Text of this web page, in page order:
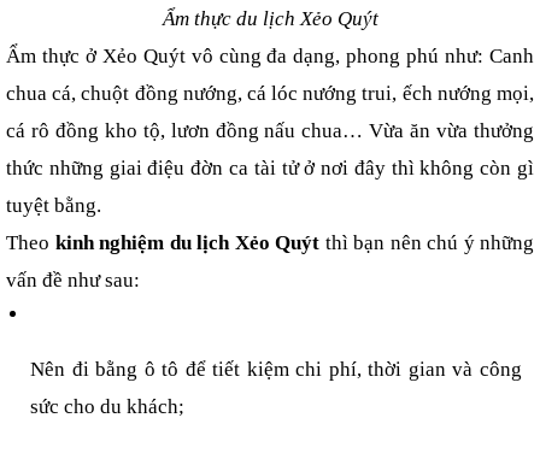
Ẩm thực du lịch Xẻo Quýt
Ẩm thực ở Xẻo Quýt vô cùng đa dạng, phong phú như: Canh
chua cá, chuột đồng nướng, cá lóc nướng trui, ếch nướng mọi,
cá rô đồng kho tộ, lươn đồng nấu chua… Vừa ăn vừa thưởng
thức những giai điệu đờn ca tài tử ở nơi đây thì không còn gì
tuyệt bằng.
Theo kinh nghiệm du lịch Xẻo Quýt thì bạn nên chú ý những
vấn đề như sau:
Nên đi bằng ô tô để tiết kiệm chi phí, thời gian và công
sức cho du khách;